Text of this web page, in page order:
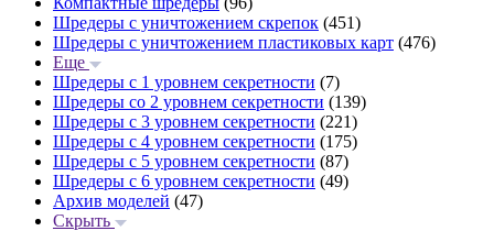
Шредеры с уничтожением скрепок (451)
Шредеры с уничтожением пластиковых карт (476)
Еще
Шредеры с 1 уровнем секретности (7)
Шредеры со 2 уровнем секретности (139)
Шредеры с 3 уровнем секретности (221)
Шредеры с 4 уровнем секретности (175)
Шредеры с 5 уровнем секретности (87)
Шредеры с 6 уровнем секретности (49)
Архив моделей (47)
Скрыть